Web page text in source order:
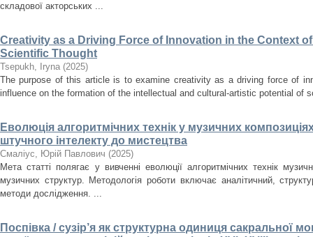
складової акторських ...
Creativity as a Driving Force of Innovation in the Context
Scientific Thought
Tsepukh, Iryna (2025)
The purpose of this article is to examine creativity as a driving force of
influence on the formation of the intellectual and cultural-artistic potential of
Еволюція алгоритмічних технік у музичних
штучного інтелекту до мистецтва
Смаліус, Юрій Павлович (2025)
Мета статті полягає у вивченні еволюції алгоритмічних технік
музичних структур. Методологія роботи включає аналітичний,
методи дослідження. ...
Поспівка / сузір’я як структурна одиниця сакральної